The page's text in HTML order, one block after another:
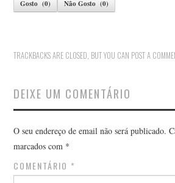
Gosto (0) Não Gosto (0)
TRACKBACKS ARE CLOSED, BUT YOU CAN POST A
DEIXE UM COMENTÁRIO
O seu endereço de email não será publicado.
marcados com *
COMENTÁRIO *